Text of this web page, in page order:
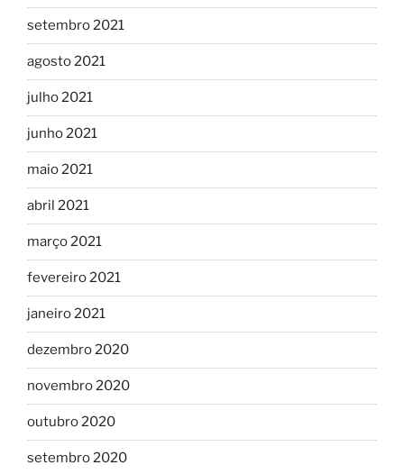
setembro 2021
agosto 2021
julho 2021
junho 2021
maio 2021
abril 2021
março 2021
fevereiro 2021
janeiro 2021
dezembro 2020
novembro 2020
outubro 2020
setembro 2020